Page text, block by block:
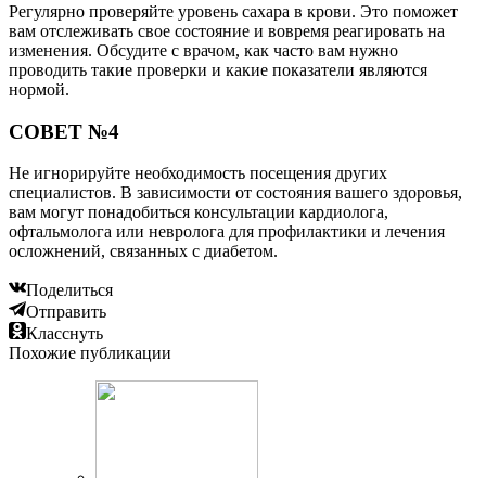
Регулярно проверяйте уровень сахара в крови. Это поможет
вам отслеживать свое состояние и вовремя реагировать на
изменения. Обсудите с врачом, как часто вам нужно
проводить такие проверки и какие показатели являются
нормой.
СОВЕТ №4
Не игнорируйте необходимость посещения других
специалистов. В зависимости от состояния вашего здоровья,
вам могут понадобиться консультации кардиолога,
офтальмолога или невролога для профилактики и лечения
осложнений, связанных с диабетом.
Поделиться
Отправить
Класснуть
Похожие публикации